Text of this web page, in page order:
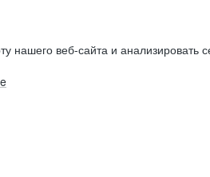
веб-сайта и анализировать